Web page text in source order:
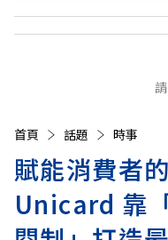
首頁 話題 時事
賦能消費者
Unicard 靠